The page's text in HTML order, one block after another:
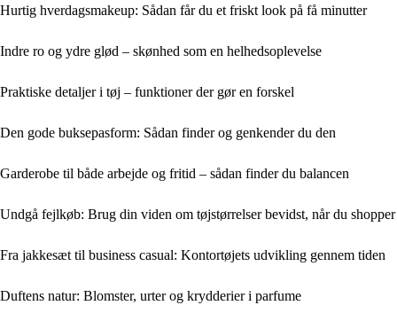
Hurtig hverdagsmakeup: Sådan får du et friskt look på få minutter
Indre ro og ydre glød – skønhed som en helhedsoplevelse
Praktiske detaljer i tøj – funktioner der gør en forskel
Den gode buksepasform: Sådan finder og genkender du den
Garderobe til både arbejde og fritid – sådan finder du balancen
Undgå fejlkøb: Brug din viden om tøjstørrelser bevidst, når du shopper
Fra jakkesæt til business casual: Kontortøjets udvikling gennem tiden
Duftens natur: Blomster, urter og krydderier i parfume